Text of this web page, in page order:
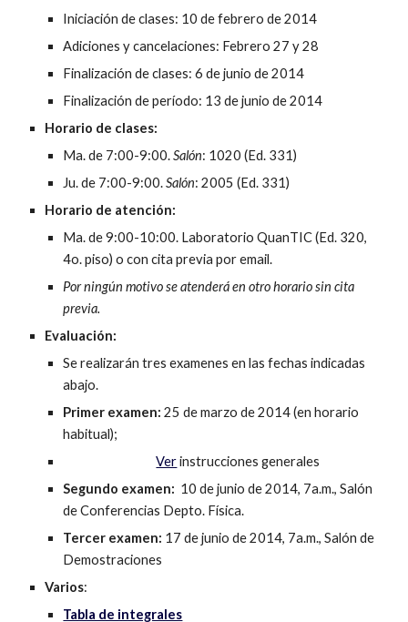
Iniciación de clases: 10 de febrero de 2014
Adiciones y cancelaciones: Febrero 27 y 28
Finalización de clases: 6 de junio de 2014
Finalización de período: 13 de junio de 2014
Horario de clases:
Ma. de 7:00-9:00. Salón: 1020 (Ed. 331)
Ju. de 7:00-9:00. Salón: 2005 (Ed. 331)
Horario de atención:
Ma. de 9:00-10:00. Laboratorio QuanTIC (Ed. 320,
4o. piso) o con cita previa por email.
Por ningún motivo se atenderá en otro horario sin cita
previa.
Evaluación:
Se realizarán tres examenes en las fechas indicadas
abajo.
Primer examen: 25 de marzo de 2014 (en horario
habitual);
Ver instrucciones generales
Segundo examen:
  10 de junio de 2014, 7a.m., Salón
de Conferencias Depto. Física.
Tercer examen: 17 de junio de 2014, 7a.m., Salón de
Demostraciones
Varios:
Tabla de integrales